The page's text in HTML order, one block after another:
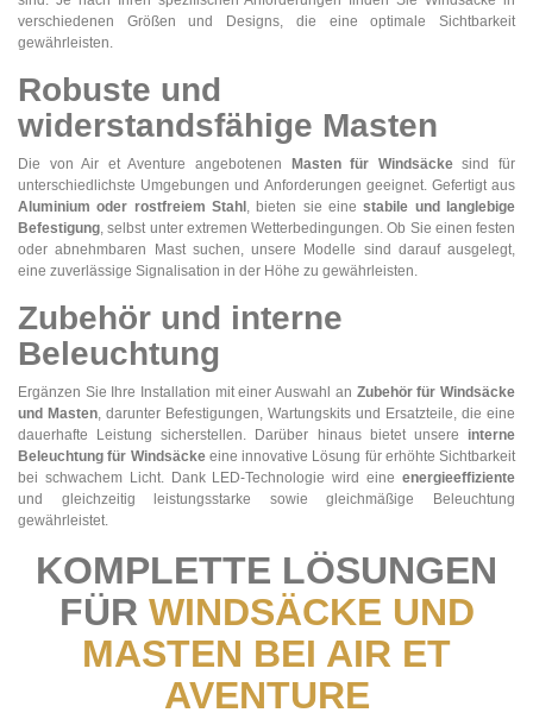
verschiedenen Größen und Designs, die eine optimale Sichtbarkeit
gewährleisten.
Robuste und
widerstandsfähige Masten
Die von Air et Aventure angebotenen Masten für Windsäckesind für
unterschiedlichste Umgebungen und Anforderungen geeignet. Gefertigt aus
Aluminium oder rostfreiem Stahl , bieten sie einestabile und langlebige
Befestigung, selbst unter extremen Wetterbedingungen. Ob Sie einen festen
oder abnehmbaren Mast suchen, unsere Modelle sind darauf ausgelegt,
eine zuverlässige Signalisation in der Höhe zu gewährleisten.
Zubehör und interne
Beleuchtung
Ergänzen Sie Ihre Installation mit einer Auswahl an Zubehör für Windsäcke
und Masten, darunter Befestigungen, Wartungskits und Ersatzteile, die eine
dauerhafte Leistung sicherstellen. Darüber hinaus bietet unsere interne
Beleuchtung für Windsäckeeine innovative Lösung für erhöhte Sichtbarkeit
bei schwachem Licht. Dank LED-Technologie wird eine energieeffiziente
und gleichzeitig leistungsstarke sowie gleichmäßige Beleuchtung
gewährleistet.
KOMPLETTE LÖSUNGEN
FÜR WINDSÄCKE UND
MASTEN BEI AIR ET
AVENTURE